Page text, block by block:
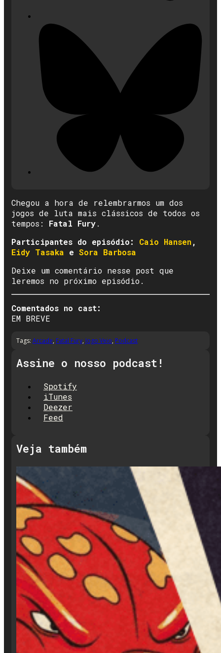
Chegou a hora de relembrarmos um dos
jogos de luta mais clássicos de todos os
tempos: Fatal Fury.
Participantes do episódio: Caio Hansen,
Eidy Tasaka e Sora Barbosa
Deixe um comentário nesse post que
leremos no próximo episódio.
Comentados no cast:
EM BREVE
Tags: Arcade, Fatal Fury, Jogo Veio, Podcast
Assine o nosso podcast!
Spotify
iTunes
Deezer
Feed
Veja também